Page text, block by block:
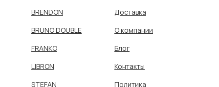
BRENDON
BRUNO DOUBLE
FRANKO
LIBRON
STEFAN
Доставка
О компании
Блог
Политика
Контакты